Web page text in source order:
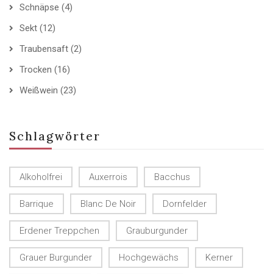
Schnäpse (4)
Sekt (12)
Traubensaft (2)
Trocken (16)
Weißwein (23)
Schlagwörter
Alkoholfrei Auxerrois Bacchus
Barrique Blanc De Noir Dornfelder
Erdener Treppchen Grauburgunder
Grauer Burgunder Hochgewächs Kerner